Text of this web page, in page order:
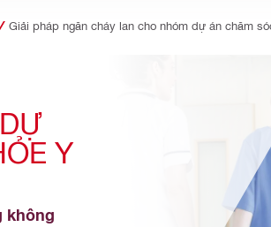
Giải pháp ngăn cháy lan cho nhóm dự án chăm
Y
không